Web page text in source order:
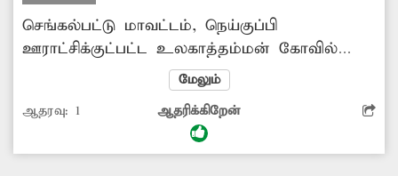
செங்கல்பட்டு மாவட்டம், நெய்குப்பி
ஊராட்சிக்குட்பட்ட உலகாத்தம்மன் கோவில்
தெரு மற்றும் அதனை சுற்றியுள்ள பகுதிகளில்
பகல் நேரங்களிலும் தெரு விளக்குகள்
எரிகின்றன. இதனால் மின்சாரம் வீணாகிறது.
மேலும சில சமயங்களில் இரவு நேரங்களில்
மேலும்
ஆதரவு: 1 ஆதரிக்கிறேன்